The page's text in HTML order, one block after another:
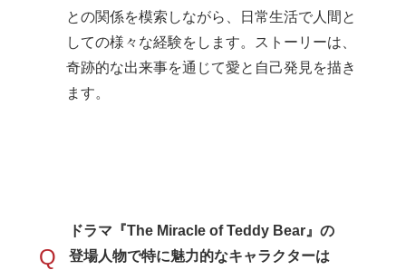
との関係を模索しながら、日常生活で人間と
しての様々な経験をします。ストーリーは、
奇跡的な出来事を通じて愛と自己発見を描き
ます。
Q
ドラマ『The Miracle of Teddy Bear』の
登場人物で特に魅力的なキャラクターは